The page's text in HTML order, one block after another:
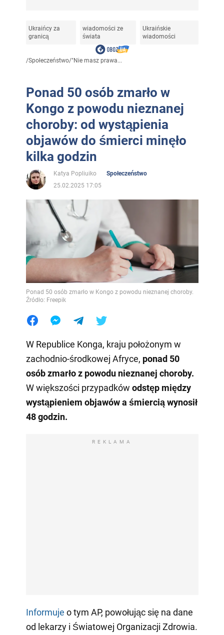
Ukraińcy za
granicą
wiadomości ze
świata
Ukraińskie
wiadomości
/Społeczeństwo/"Nie masz prawa...
Ponad 50 osób zmarło w
Kongo z powodu nieznanej
choroby: od wystąpienia
objawów do śmierci minęło
kilka godzin
Katya Popliuiko
Społeczeństwo
25.02.2025 17:05
Ponad 50 osób zmarło w Kongo z powodu nieznanej choroby.
Źródło: Freepik
W Republice Konga, kraju położonym w
zachodnio-środkowej Afryce, ponad 50
osób zmarło z powodu nieznanej choroby.
W większości przypadków odstęp między
wystąpieniem objawów a śmiercią wynosił
48 godzin.
REKLAMA
Informuje o tym AP, powołując się na dane
od lekarzy i Światowej Organizacji Zdrowia.